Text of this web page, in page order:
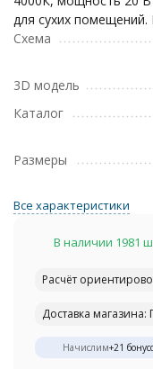
для сухих помещений.
Схема
3D модель
Каталог
Размеры
Все характеристики
В наличии 1981
Расчёт
Доставка магазина:
Начислим+21